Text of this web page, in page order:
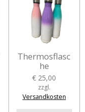
Thermosflasc
he
€ 25,00
zzgl.
Versandkosten